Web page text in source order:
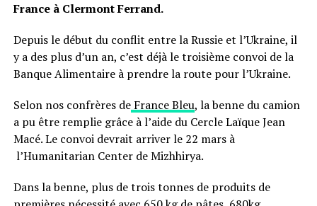
France à Clermont Ferrand.
Depuis le début du conflit entre la Russie et l’Ukraine, il
y a des plus d’un an, c’est déjà le troisième convoi de la
Banque Alimentaire à prendre la route pour l’Ukraine.
Selon nos confrères deFrance Bleu, la benne du camion
a pu être remplie grâce à l’aide du Cercle Laïque Jean
Macé. Le convoi devrait arriver le 22 mars à
l’Humanitarian Center de Mizhhirya.
Dans la benne, plus de trois tonnes de produits de